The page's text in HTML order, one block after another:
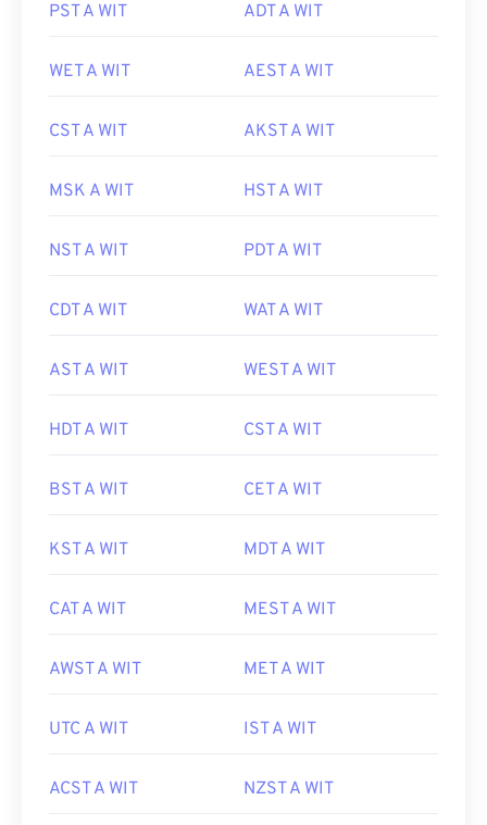
PST A WIT ADT A WIT
WET A WIT AEST A WIT
CST A WIT AKST A WIT
MSK A WIT HST A WIT
NST A WIT PDT A WIT
CDT A WIT WAT A WIT
AST A WIT WEST A WIT
HDT A WIT CST A WIT
BST A WIT CET A WIT
KST A WIT MDT A WIT
CAT A WIT MEST A WIT
AWST A WIT MET A WIT
UTC A WIT IST A WIT
ACST A WIT NZST A WIT